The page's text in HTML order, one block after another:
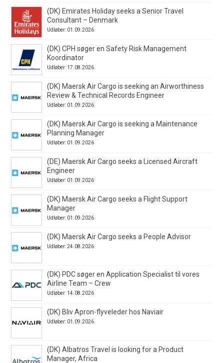
(DK) Emirates Holiday seeks a Senior Travel
Consultant – Denmark
Udløber: 01.09.2026
(DK) CPH søger en Safety Risk Management
Koordinator
Udløber: 17.08.2026
(DK) Maersk Air Cargo is seeking an Airworthiness
Review & Technical Records Engineer
Udløber: 01.09.2026
(DK) Maersk Air Cargo is seeking a Maintenance
Planning Manager
Udløber: 01.09.2026
(DE) Maersk Air Cargo seeks a Licensed Aircraft
Engineer
Udløber: 01.09.2026
(DK) Maersk Air Cargo seeks a Flight Support
Manager
Udløber: 01.09.2026
(DK) Maersk Air Cargo seeks a People Advisor
Udløber: 24.08.2026
(DK) PDC søger en Application Specialist til vores
Airline Team – Crew
Udløber: 14.08.2026
(DK) Bliv Apron-flyveleder hos Naviair
Udløber: 01.09.2026
(DK) Albatros Travel is looking for a Product
Manager, Africa